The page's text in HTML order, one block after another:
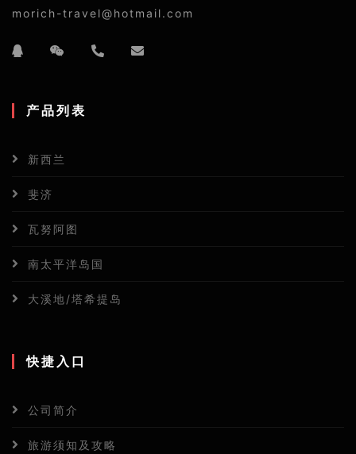
morich-travel@hotmail.com
产品列表
新西兰
斐济
瓦努阿图
南太平洋岛国
大溪地/塔希提岛
快捷入口
公司简介
旅游须知及攻略